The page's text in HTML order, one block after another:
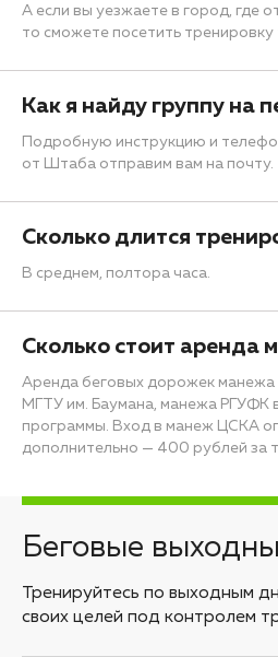
А если вы уезжаете в город, где
то сможете посетить тренировку
Как я найду группу на
Подробную инструкцию и
от Штаба отправим вам на почту.
Сколько длится
В среднем, полтора часа.
Сколько стоит аренда
Аренда беговых дорожек
МГТУ им. Баумана, манежа РГУФК
программы. Вход в манеж ЦСКА
дополнительно — 400 рублей за
Беговые
Тренируйтесь по выходным
своих целей под контролем